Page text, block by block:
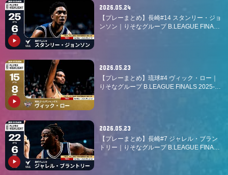
2026.05.24
【プレーまとめ】長崎#14 スタンリー・ジョ
ンソン｜りそなグループ B.LEAGUE FINALS
2026.05.23
【プレーまとめ】琉球#4 ヴィック・ロー｜
りそなグループ B.LEAGUE FINALS 2025-26
2026.05.23
【プレーまとめ】長崎#7 ジャレル・ブラン
トリー｜りそなグループ B.LEAGUE FINALS